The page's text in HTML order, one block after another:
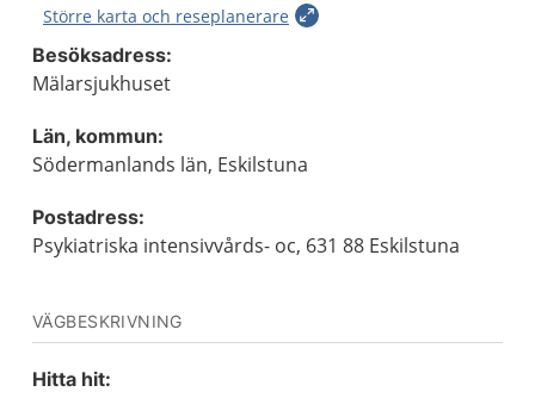
Större karta och reseplanerare
Besöksadress:
Mälarsjukhuset
Län, kommun:
Södermanlands län, Eskilstuna
Postadress:
Psykiatriska intensivvårds- oc, 631 88 Eskilstuna
VÄGBESKRIVNING
Hitta hit: